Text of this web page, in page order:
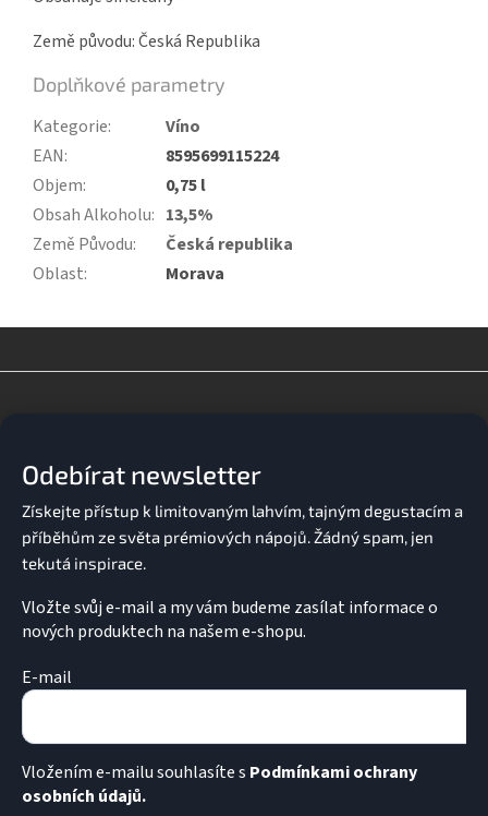
Země původu: Česká Republika
Doplňkové parametry
Kategorie:
Víno
EAN:
8595699115224
Objem:
0,75 l
Obsah Alkoholu: 13,5%
Země Původu:
Česká republika
Oblast: Morava
Odebírat newsletter
Vložte svůj e-mail a my vám budeme zasílat informace o
nových produktech na našem e-shopu.
E-mail
Vložením e-mailu souhlasíte s Podmínkami ochrany
osobních údajů.